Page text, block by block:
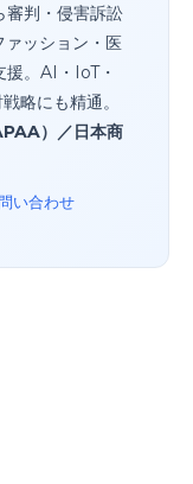
審判・侵害訴訟
ァッション・医
。AI・IoT・
略にも精通。
）／日本商
い合わせ